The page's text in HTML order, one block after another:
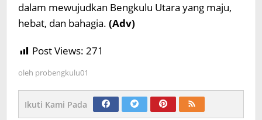
dalam mewujudkan Bengkulu Utara yang maju,
hebat, dan bahagia. (Adv)
Post Views: 271
oleh probengkulu01
Ikuti Kami Pada